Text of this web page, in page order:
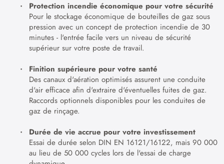
Protection incendie économique pour votre sécurité
Pour le stockage économique de bouteilles de gaz sous
pression avec un concept de protection incendie de 30
minutes - l'entrée facile vers un niveau de sécurité
supérieur sur votre poste de travail.
Finition supérieure pour votre santé
Des canaux d'aération optimisés assurent une conduite
d'air efficace afin d'extraire d'éventuelles fuites de gaz.
Raccords optionnels disponibles pour les conduites de
gaz de rinçage.
Durée de vie accrue pour votre investissement
Essai de durée selon DIN EN 16121/16122, mais 90 000
au lieu de 50 000 cycles lors de l'essai de charge